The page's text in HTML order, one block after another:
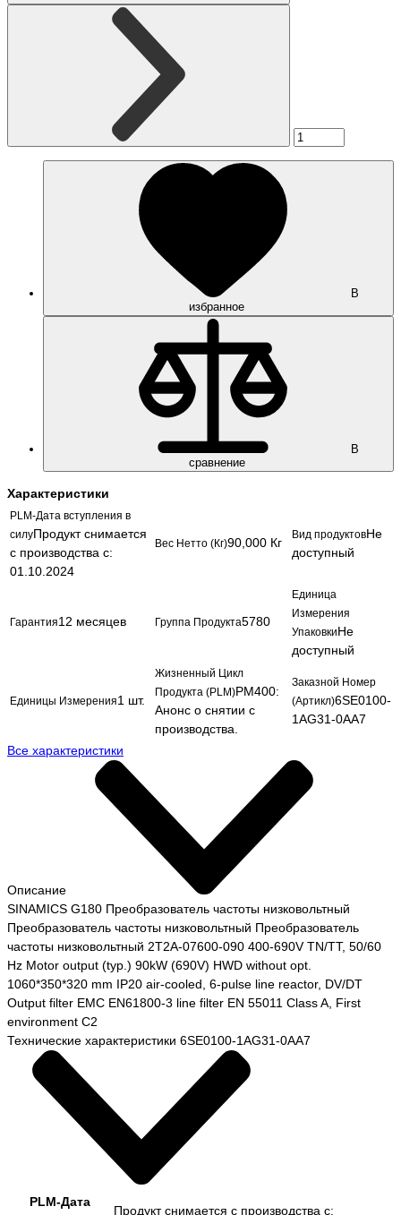
В
избранное
В
сравнение
Характеристики
PLM-Дата вступления в
силуПродукт снимается
с производства с:
01.10.2024
Вес Нетто (Кг)90,000 Кг
Вид продуктовНе
доступный
Гарантия12 месяцев Группа Продукта5780
Единица
Измерения
УпаковкиНе
доступный
Единицы Измерения1 шт.
Жизненный Цикл
Продукта (PLM)PM400:
Анонс о снятии с
производства.
Заказной Номер
(Артикл)6SE0100-
1AG31-0AA7
Все характеристики
Описание
SINAMICS G180 Преобразователь частоты низковольтный
Преобразователь частоты низковольтный Преобразователь
частоты низковольтный 2T2A-07600-090 400-690V TN/TT, 50/60
Hz Motor output (typ.) 90kW (690V) HWD without opt.
1060*350*320 mm IP20 air-cooled, 6-pulse line reactor, DV/DT
Output filter EMC EN61800-3 line filter EN 55011 Class A, First
environment C2
Технические характеристики 6SE0100-1AG31-0AA7
PLM-Дата
Продукт снимается с производства с: